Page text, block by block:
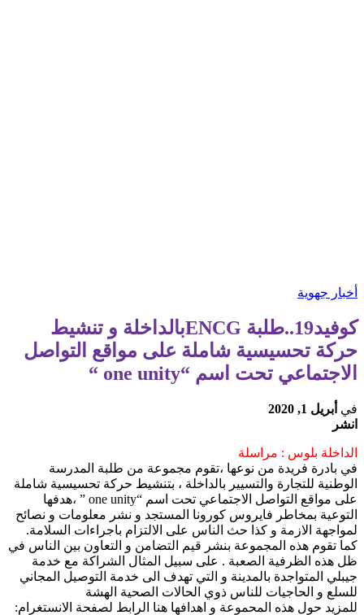
أخبار جهوية
كوفيد19..طلبة ENCGبالداخلة و تنشيط
حركة تحسيسية شاملة على مواقع التواصل
الاجتماعي تحت اسم “one unity “
في أبريل 1, 2020
انشر
الداخلة بلوس : مراسلة
في بادرة فريدة من نوعها ،تقوم مجموعة من طلبة المدرسة
الوطنية للتجارة والتسيير بالداخلة ، بتنشيط حركة تحسيسية شاملة
على مواقع التواصل الاجتماعي تحت اسم “one unity ” ،هدفها
التوعية بمخاطر فايروس كورونا المستجد و نشر معلومات و نصائح
لمواجهة الازمة و كذا حث الناس على الالتزام باجراءات السلامة.
كما تقوم هذه المجموعة بنشر قيم التضامن و التعاون بين الناس في
ظل هذه الظرفية الصعبة . على سبيل المثال الشراكة مع خدمة
جيبلي المتواجدة بالمدينة و التي تهدف الى خدمة التوصيل المجاني
للسلع و الحاجيات للناس ذوي الحالات الصحية الهشة
للمزيد حول هذه المحموعة و اهدافها هنا الرابط لصفحة الانستغرام: